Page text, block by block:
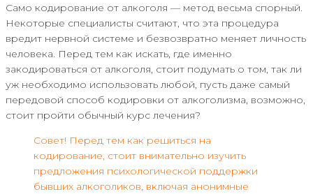
Само кодирование от алкоголя — метод весьма спорный.
Некоторые специалисты считают, что эта процедура
вредит нервной системе и безвозвратно меняет личность
человека. Перед тем как искать, где именно
закодироваться от алкоголя, стоит подумать о том, так ли
уж необходимо использовать любой, пусть даже самый
передовой способ кодировки от алкоголизма, возможно,
стоит пройти обычный курс лечения?
Совет! Перед тем как решиться на
кодирование, стоит внимательно изучить
предложения психологической поддержки
бывших алкоголиков, включая анонимные